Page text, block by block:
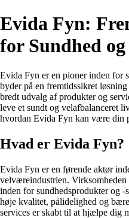
Evida Fyn:
for Sundhed
Evida Fyn er en pioner inden for
byder på en fremtidssikret
bredt udvalg af produkter og
leve et sundt og velafbalanceret
hvordan Evida Fyn kan være din
Hvad er Evida Fyn?
Evida Fyn er en førende aktør
velværeindustrien. Virksomheden
inden for sundhedsprodukter og
høje kvalitet, pålidelighed og
services er skabt til at hjælpe dig